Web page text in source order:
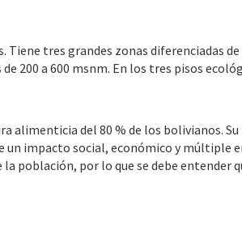
tres grandes zonas diferenciadas
200 a 600 msnm. En los tres pisos
del 80 % de los bolivianos.
un impacto social, económico y
población, por lo que se debe entender